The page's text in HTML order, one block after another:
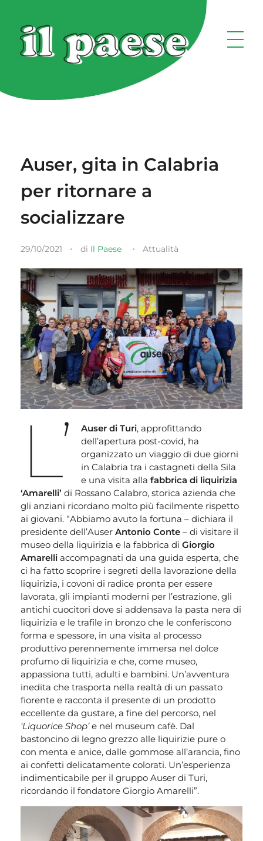
Auser, gita in Calabria
per ritornare a
socializzare
29/10/2021 di Il Paese Attualità
L’ Auser di Turi, approfittando
dell’apertura post-covid, ha
organizzato un viaggio di due giorni
in Calabria tra i castagneti della Sila
e una visita alla fabbrica di liquirizia
‘Amarelli’ di Rossano Calabro, storica azienda che
gli anziani ricordano molto più facilmente rispetto
ai giovani. “Abbiamo avuto la fortuna – dichiara il
presidente dell’Auser Antonio Conte – di visitare il
museo della liquirizia e la fabbrica di Giorgio
Amarelli accompagnati da una guida esperta, che
ci ha fatto scoprire i segreti della lavorazione della
liquirizia, i covoni di radice pronta per essere
lavorata, gli impianti moderni per l’estrazione, gli
antichi cuocitori dove si addensava la pasta nera di
liquirizia e le trafile in bronzo che le conferiscono
forma e spessore, in una visita al processo
produttivo perennemente immersa nel dolce
profumo di liquirizia e che, come museo,
appassiona tutti, adulti e bambini. Un’avventura
inedita che trasporta nella realtà di un passato
fiorente e racconta il presente di un prodotto
eccellente da gustare, a fine del percorso, nel
‘Liquorice Shop’e nel museum cafè. Dal
bastoncino di legno grezzo alle liquirizie pure o
con menta e anice, dalle gommose all’arancia, fino
ai confetti delicatamente colorati. Un’esperienza
indimenticabile per il gruppo Auser di Turi,
ricordando il fondatore Giorgio Amarelli”.